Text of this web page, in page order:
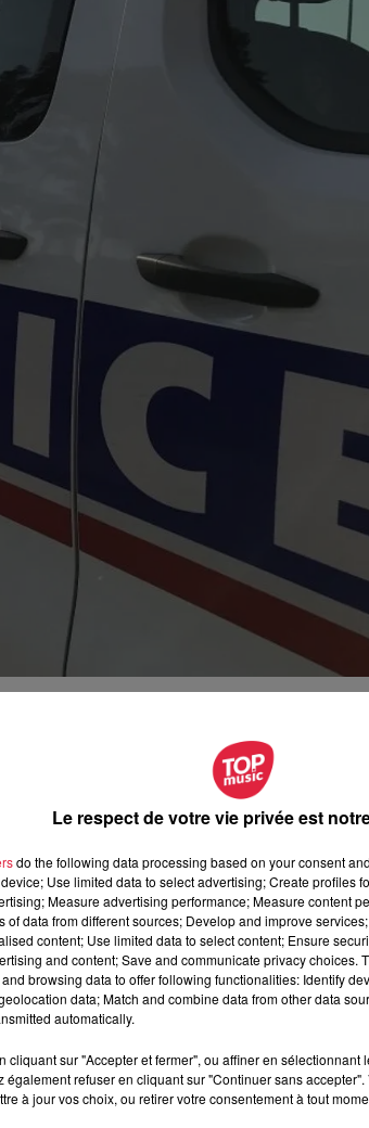
pour trafic de drogue. Des
d’héroïne (2 kilos) ont été
secteur de Strasbourg-Hautepierre.Des
des toxicomanes qui se rendaient très
après s’être fournie en héroïne. «
permis l'interpellation, après une brève
hall»,nous communique la police du Bas-
famille étaient surprisen train de jeter par la
des téléphones portables. »
8 055 euros
télescopiques, un flash-ball et un fusil à
Le respect de votre vie privée est
do the following data processing based on your consent
Use limited data to select advertising; Create profiles
Measure advertising performance; Measure content
of data from different sources; Develop and improve
content; Use limited data to select content; Ensure
and content; Save and communicate privacy choices.
browsing data to offer following functionalities: Identify
data; Match and combine data from other data
automatically.
cliquant sur "Accepter et fermer", ou affiner en
également refuser en cliquant sur "Continuer sans
à jour vos choix, ou retirer votre consentement à tout